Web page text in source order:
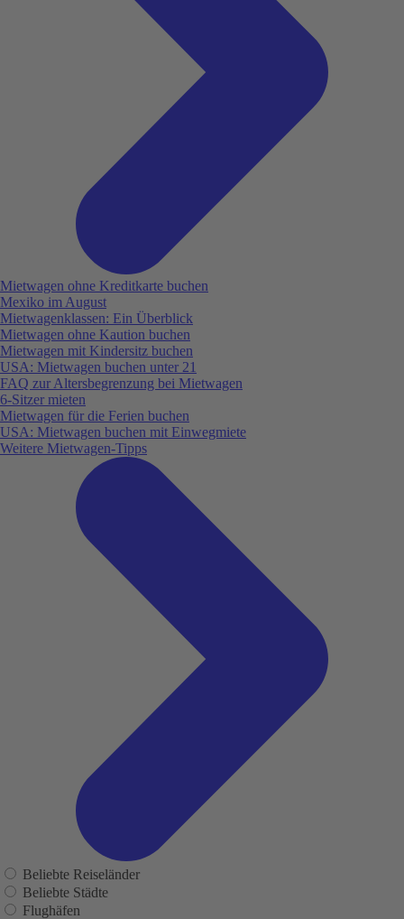
Mietwagen ohne Kreditkarte buchen
Mexiko im August
Mietwagenklassen: Ein Überblick
Mietwagen ohne Kaution buchen
Mietwagen mit Kindersitz buchen
USA: Mietwagen buchen unter 21
FAQ zur Altersbegrenzung bei Mietwagen
6-Sitzer mieten
Mietwagen für die Ferien buchen
USA: Mietwagen buchen mit Einwegmiete
Weitere Mietwagen-Tipps
Beliebte Reiseländer
Beliebte Städte
Flughäfen